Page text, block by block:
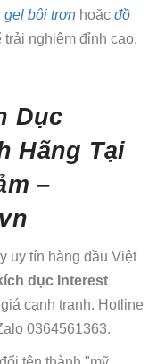
gel bôi trơn hoặc đồ
nghiệm đỉnh cao.
Dục
Hãng Tại
–
uy tín hàng đầu Việt
dục Interest
cạnh tranh. Hotline
0364561363.